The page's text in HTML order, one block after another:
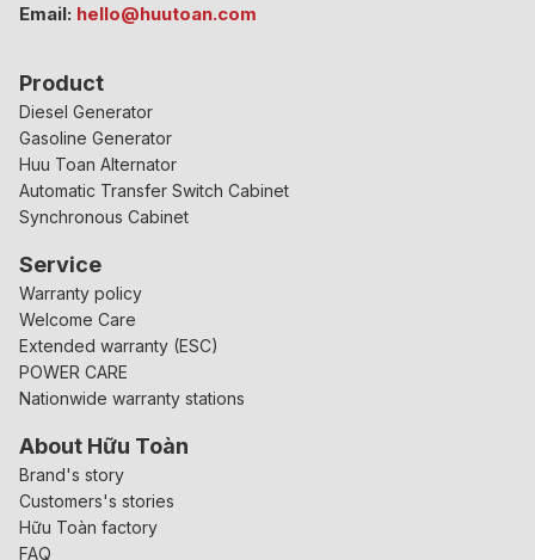
Email: hello@huutoan.com
Product
Diesel Generator
Gasoline Generator
Huu Toan Alternator
Automatic Transfer Switch Cabinet
Synchronous Cabinet
Service
Warranty policy
Welcome Care
Extended warranty (ESC)
POWER CARE
Nationwide warranty stations
About Hữu Toàn
Brand's story
Customers's stories
Hữu Toàn factory
FAQ